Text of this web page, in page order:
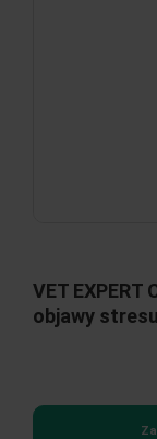
VET EXPERT
objawy